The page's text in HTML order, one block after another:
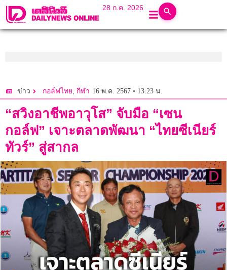
28 ก.ค. 2026
ข่าว กอล์ฟไทย, กีฬา 16 พ.ค. 2567 • 13:23 น.
“สวิงอาชีพอาวุโส” จับมือ “เซน
กอล์ฟ” เจาะตลาดพัฒนา “ไทยซีเนียร์
ทัวร์” สู่สากล